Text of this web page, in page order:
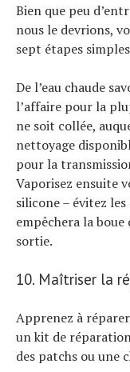
Bien que peu
nous le devrions,
sept étapes
De l’eau chaude
l’affaire pour la
ne soit collée,
nettoyage
pour la
Vaporisez ensuite
silicone – évitez
empêchera la
sortie.
10. Maîtriser la
Apprenez à
un kit de
des patchs ou une